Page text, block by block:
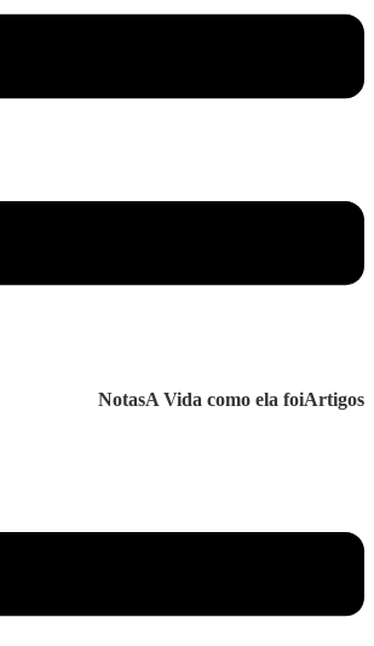
NotasA Vida como ela foiArtigos